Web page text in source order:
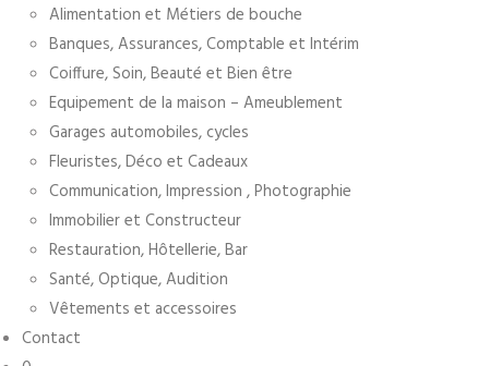
Alimentation et Métiers de bouche
Banques, Assurances, Comptable et Intérim
Coiffure, Soin, Beauté et Bien être
Equipement de la maison – Ameublement
Garages automobiles, cycles
Fleuristes, Déco et Cadeaux
Communication, Impression , Photographie
Immobilier et Constructeur
Restauration, Hôtellerie, Bar
Santé, Optique, Audition
Vêtements et accessoires
Contact